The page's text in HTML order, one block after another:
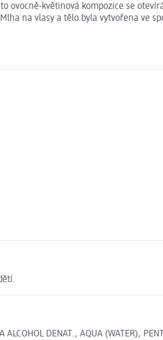
ovocně-květinová kompozice se
na vlasy a tělo byla vytvořena ve
DENAT., AQUA (WATER),